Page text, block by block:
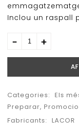
Inclou un raspall
Categories: Els
Preparar,
Fabricants: LACOR